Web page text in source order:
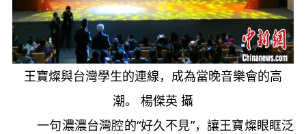
王寶燦與台灣學生的連線，成為當晚音樂會的高
潮。 楊傑英 攝
一句濃濃台灣腔的“好久不見”，讓王寶燦眼眶泛